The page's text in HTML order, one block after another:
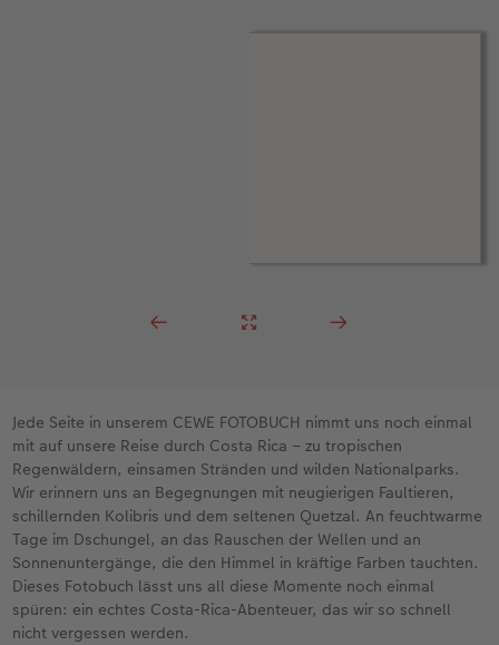
Jede Seite in unserem CEWE FOTOBUCH nimmt uns noch einmal
mit auf unsere Reise durch Costa Rica – zu tropischen
Regenwäldern, einsamen Stränden und wilden Nationalparks.
Wir erinnern uns an Begegnungen mit neugierigen Faultieren,
schillernden Kolibris und dem seltenen Quetzal. An feuchtwarme
Tage im Dschungel, an das Rauschen der Wellen und an
Sonnenuntergänge, die den Himmel in kräftige Farben tauchten.
Dieses Fotobuch lässt uns all diese Momente noch einmal
spüren: ein echtes Costa-Rica-Abenteuer, das wir so schnell
nicht vergessen werden.